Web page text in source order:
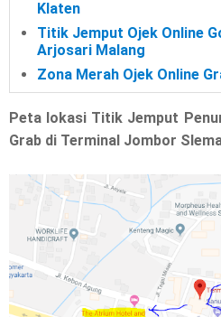
Klaten
Titik Jemput Ojek Online
Arjosari Malang
Zona Merah Ojek Online
Peta lokasi Titik Jemput
Grab di Terminal Jombor